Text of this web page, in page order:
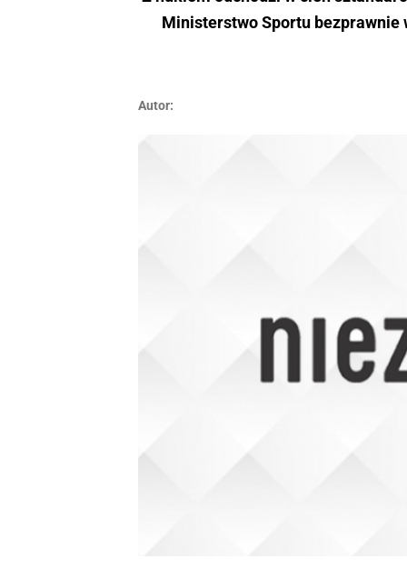
Ministerstwo Sportu bezprawnie
Autor: